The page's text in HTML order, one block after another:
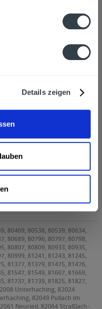
Details zeigen
1,5% 12 x 1l
12 x 1l wird in den
Orten und Postleitzahl-
80469, 80538, 80539, 80634,
80689, 80796, 80797, 80798,
80807, 80809, 80933, 80935,
80999, 81241, 81243, 81245,
81377, 81379, 81475, 81476,
81547, 81549, 81667, 81669,
81737, 81739, 81825, 81827,
Unterhaching, 82024
82049 Pullach im
Neuried, 82064 Straßlach-